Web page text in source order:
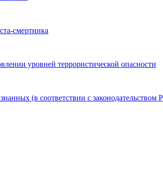
смертника
уровней террористической опасности
(в соответствии с законодательством